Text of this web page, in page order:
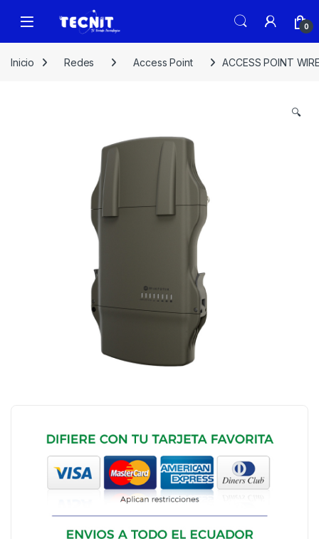
0
Inicio Redes Access Point ACCESS POINT
🔍